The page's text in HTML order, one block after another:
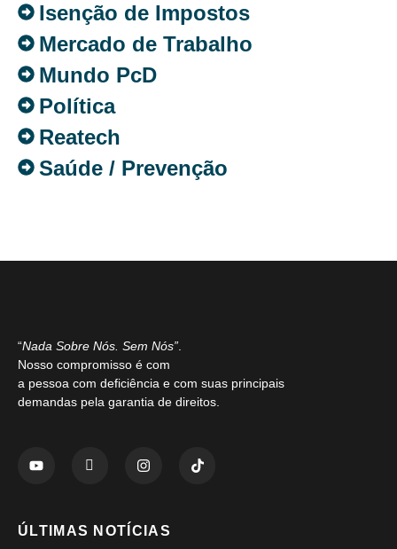
Isenção de Impostos
Mercado de Trabalho
Mundo PcD
Política
Reatech
Saúde / Prevenção
“Nada Sobre Nós. Sem Nós”
Nosso compromisso é com
a pessoa com deficiência e com suas principais
demandas pela garantia de direitos.
ÚLTIMAS NOTÍCIAS